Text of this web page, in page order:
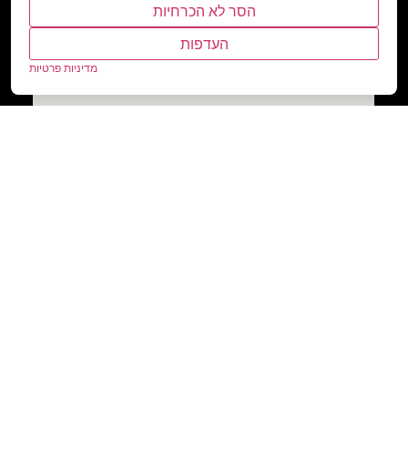
הסר לא הכרחיות
העדפות
מדיניות פרטיות